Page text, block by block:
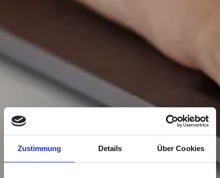
Zustimmung Details Über Cookies